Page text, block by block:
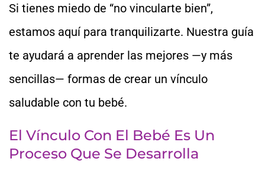
Si tienes miedo de “no vincularte bien”,
estamos aquí para tranquilizarte. Nuestra guía
te ayudará a aprender las mejores —y más
sencillas— formas de crear un vínculo
saludable con tu bebé.
El Vínculo Con El Bebé Es Un
Proceso Que Se Desarrolla